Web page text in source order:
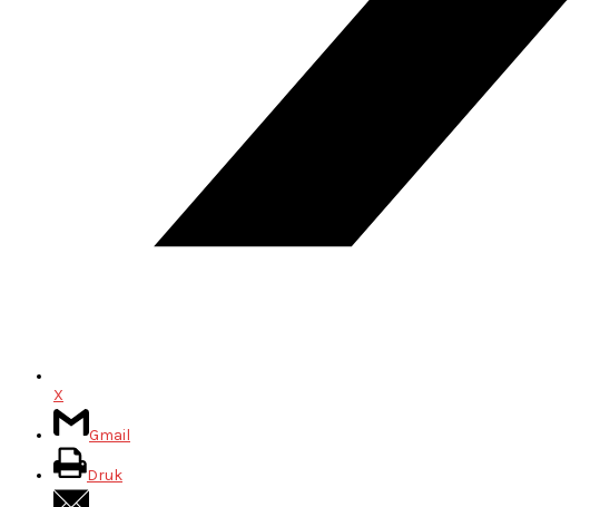
X
Gmail
Druk